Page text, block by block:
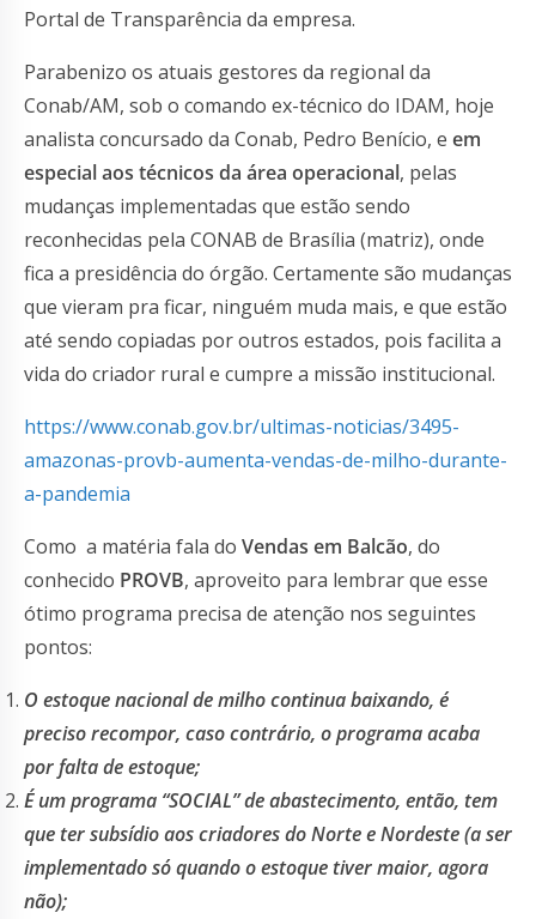
Portal de Transparência da empresa.
Parabenizo os atuais gestores da regional da
Conab/AM, sob o comando ex-técnico do IDAM, hoje
analista concursado da Conab, Pedro Benício, e em
especial aos técnicos da área operacional, pelas
mudanças implementadas que estão sendo
reconhecidas pela CONAB de Brasília (matriz), onde
fica a presidência do órgão. Certamente são mudanças
que vieram pra ficar, ninguém muda mais, e que estão
até sendo copiadas por outros estados, pois facilita a
vida do criador rural e cumpre a missão institucional.
https://www.conab.gov.br/ultimas-noticias/3495-
amazonas-provb-aumenta-vendas-de-milho-durante-
a-pandemia
Como a matéria fala do Vendas em Balcão, do
conhecido PROVB, aproveito para lembrar que esse
ótimo programa precisa de atenção nos seguintes
pontos:
O estoque nacional de milho continua baixando, é
preciso recompor, caso contrário, o programa acaba
por falta de estoque;
É um programa “SOCIAL” de abastecimento, então, tem
que ter subsídio aos criadores do Norte e Nordeste (a ser
implementado só quando o estoque tiver maior, agora
não);